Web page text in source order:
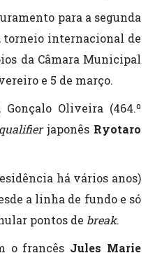
para a segunda
torneio internacional de
da Câmara Municipal
e 5 de março.
Oliveira (464.º
qualifierjaponês Ryotaro
há vários anos)
a linha de fundo e só
pontos de break.
o francês Jules Marie